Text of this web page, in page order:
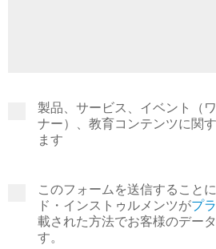
製品、サービス、イベント（
ナー）、教育コンテンツに関
ます
このフォームを送信すること
ド・インストゥルメンツがプ
載された方法でお客様のデー
す。